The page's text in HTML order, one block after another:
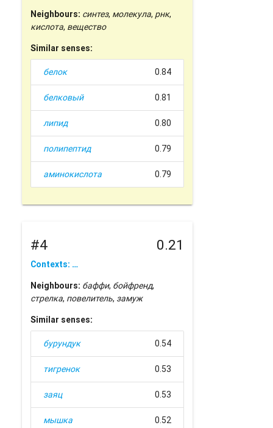
Neighbours: синтез, молекула, рнк,
кислота, вещество
Similar senses:
белок 0.84
белковый 0.81
липид 0.80
полипептид 0.79
аминокислота 0.79
#4 0.21
Contexts: …
Neighbours: баффи, бойфренд,
стрелка, повелитель, замуж
Similar senses:
бурундук 0.54
тигренок 0.53
заяц 0.53
мышка 0.52